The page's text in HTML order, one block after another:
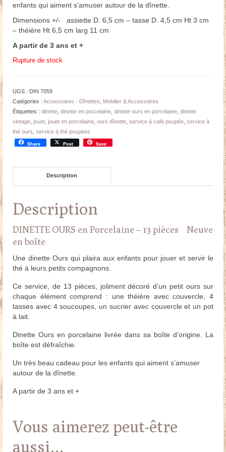
enfants qui aiment s’amuser autour de la dînette.
Dimensions +/- assiette D. 6,5 cm – tasse D. 4,5 cm Ht 3 cm
– théière Ht 6,5 cm larg 11 cm
A partir de 3 ans et +
Rupture de stock
UGS : DIN 7059
Catégories : Accessoires - Dînettes
Mobilier & Accessoires
Étiquettes : dinette dinette en porcelaine dinette ours en porcelaine dinette
vintage jouet jouet en porcelaine ours dînette service à café poupée service à
thé ours service à thé poupées
Share Post Save
Description
Description
DINETTE OURS en Porcelaine – 13 pièces Neuve
en boîte
Une dinette Ours qui plaira aux enfants pour jouer et servir le
thé à leurs petits compagnons.
Ce service, de 13 pièces, joliment décoré d’un petit ours sur
chaque élément comprend : une théière avec couvercle, 4
tasses avec 4 soucoupes, un sucrier avec couvercle et un pot
à lait.
Dinette Ours en porcelaine livrée dans sa boîte d’origine. La
boîte est défraîchie.
Un très beau cadeau pour les enfants qui aiment s’amuser
autour de la dînette.
A partir de 3 ans et +
Vous aimerez peut-être
aussi…